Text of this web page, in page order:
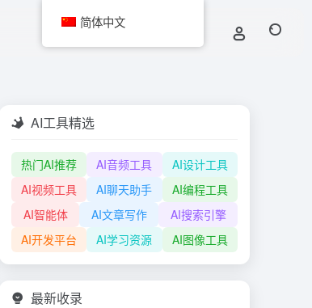
AI工具精选
热门AI推荐 AI音频工具
AI设计工具
AI视频工具
AI聊天助手
AI编程工具
AI智能体
AI文章写作
AI搜索引擎
AI开发平台
AI学习资源 AI图像工具
最新收录
简体中文